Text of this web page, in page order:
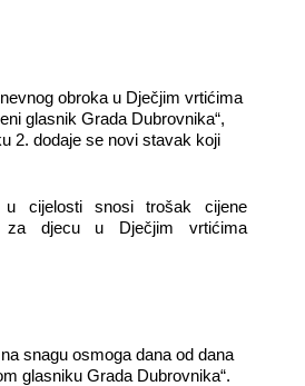
obroka u Dječjim vrtićima
glasnik Grada Dubrovnika“,
2. dodaje se novi stavak koji
u cijelosti snosi trošak cijene
za djecu u Dječjim vrtićima
snagu osmoga dana od dana
glasniku Grada Dubrovnika“.